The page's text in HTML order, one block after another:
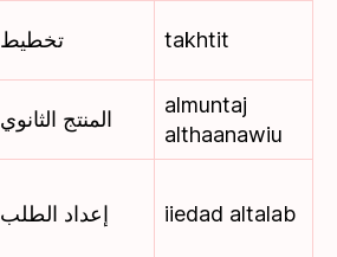
تخطيط takhtit
المنتج الثانوي
almuntaj
althaanawiu
إعداد الطلب iiedad altalab